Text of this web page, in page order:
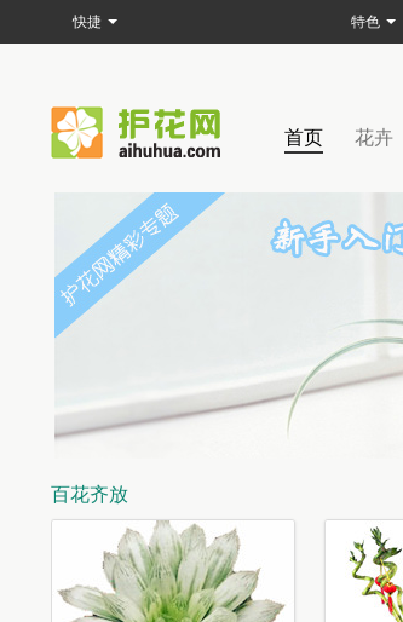
首页 花卉
百花齐放
快捷 特色